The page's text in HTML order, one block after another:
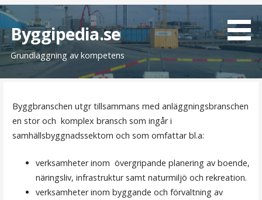
H
o
p
p
Byggipedia.se
Grundläggning av kompetens
Byggbranschen utgr tillsammans med anläggningsbranschen
en stor och komplex bransch som ingår i
samhällsbyggnadssektorn och som omfattar bl.a:
verksamheter inom övergripande planering av boende,
näringsliv, infrastruktur samt naturmiljö och rekreation.
verksamheter inom byggande och förvaltning av